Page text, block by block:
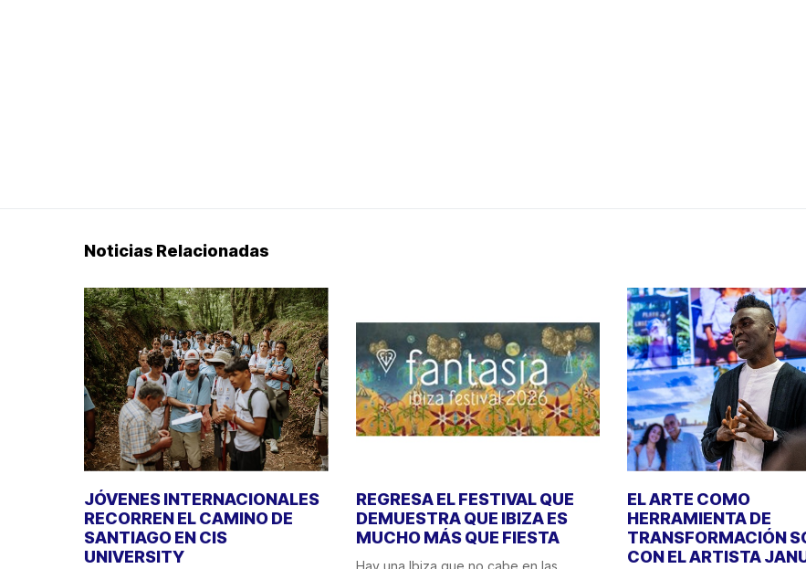
Noticias Relacionadas
JÓVENES INTERNACIONALES
RECORREN EL CAMINO DE
SANTIAGO EN CIS
UNIVERSITY
REGRESA EL FESTIVAL QUE
DEMUESTRA QUE IBIZA ES
MUCHO MÁS QUE FIESTA
Hay una Ibiza que no cabe en las
EL ARTE COMO
HERRAMIENTA DE
TRANSFORMACIÓN
CON EL ARTISTA